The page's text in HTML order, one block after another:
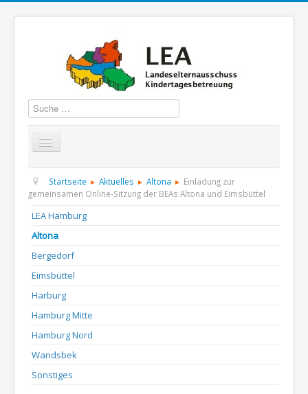
Suchen
Startseite Über uns Aktuelles Termine
Informationen
Kontakt
Startseite Aktuelles Altona
Einladung zur
gemeinsamen Online-Sitzung der BEAs Altona und Eimsbüttel
LEA Hamburg
Altona
Bergedorf
Eimsbüttel
Harburg
Hamburg Mitte
Hamburg Nord
Wandsbek
Sonstiges